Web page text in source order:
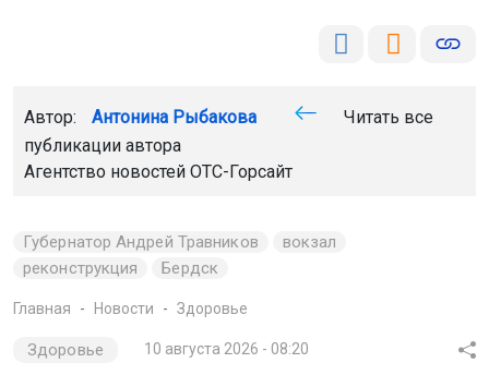
Автор: Антонина Рыбакова
Читать все
публикации автора
Агентство новостей ОТС-Горсайт
Губернатор Андрей Травников
вокзал
реконструкция
Бердск
Главная Новости Здоровье
Здоровье 10 августа 2026 - 08:20